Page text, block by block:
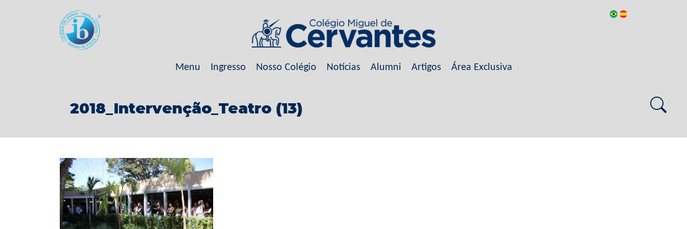
Menu Ingresso Nosso Colégio Notícias Alumni Artigos Área Exclusiva
2018_Intervenção_Teatro (13)